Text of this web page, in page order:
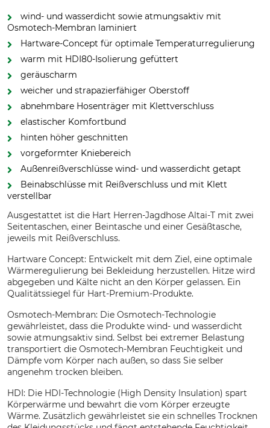
wind- und wasserdicht sowie atmungsaktiv mit
Osmotech-Membran laminiert
Hartware-Concept für optimale Temperaturregulierung
warm mit HDI80-Isolierung gefüttert
geräuscharm
weicher und strapazierfähiger Oberstoff
abnehmbare Hosenträger mit Klettverschluss
elastischer Komfortbund
hinten höher geschnitten
vorgeformter Kniebereich
Außenreißverschlüsse wind- und wasserdicht getapt
Beinabschlüsse mit Reißverschluss und mit Klett
verstellbar
Ausgestattet ist die Hart Herren-Jagdhose Altai-T mit zwei
Seitentaschen, einer Beintasche und einer Gesäßtasche,
jeweils mit Reißverschluss.
Hartware Concept: Entwickelt mit dem Ziel, eine optimale
Wärmeregulierung bei Bekleidung herzustellen. Hitze wird
abgegeben und Kälte nicht an den Körper gelassen. Ein
Qualitätssiegel für Hart-Premium-Produkte.
Osmotech-Membran: Die Osmotech-Technologie
gewährleistet, dass die Produkte wind- und wasserdicht
sowie atmungsaktiv sind. Selbst bei extremer Belastung
transportiert die Osmotech-Membran Feuchtigkeit und
Dämpfe vom Körper nach außen, so dass Sie selber
angenehm trocken bleiben.
HDI: Die HDI-Technologie (High Density Insulation) spart
Körperwärme und bewahrt die vom Körper erzeugte
Wärme. Zusätzlich gewährleistet sie ein schnelles Trocknen